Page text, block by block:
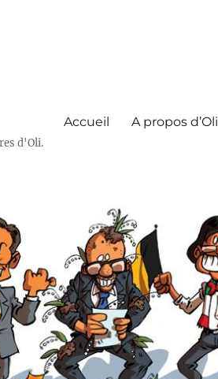
d'Oli.
Accueil A propos d’Oli